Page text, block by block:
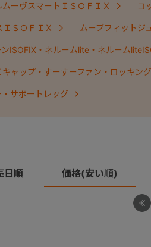
ーヴスマートＩＳＯＦＩＸ コ
ＳＯＦＩＸ ムーブフィットジ
ISOFIX・ネルームlite・ネルーム
キャップ・すーすーファン・ロッキン
・サポートレッグ
日順 価格(安い順)